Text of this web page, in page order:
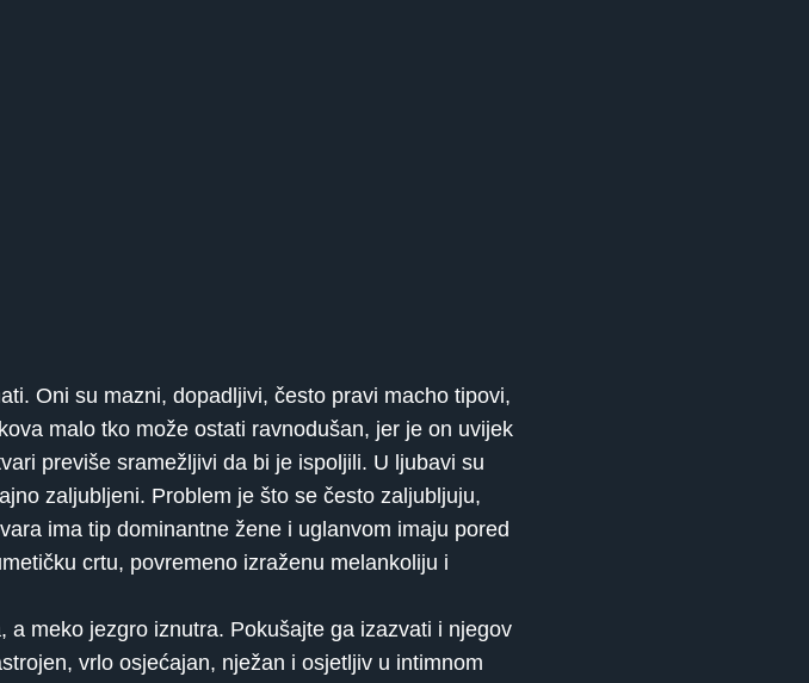
Oni su mazni, dopadljivi, često pravi macho tipovi,
malo tko može ostati ravnodušan, jer je on uvijek
previše sramežljivi da bi je ispoljili. U ljubavi su
zaljubljeni. Problem je što se često zaljubljuju,
ima tip dominantne žene i uglanvom imaju pored
crtu, povremeno izraženu melankoliju i
meko jezgro iznutra. Pokušajte ga izazvati i njegov
vrlo osjećajan, nježan i osjetljiv u intimnom